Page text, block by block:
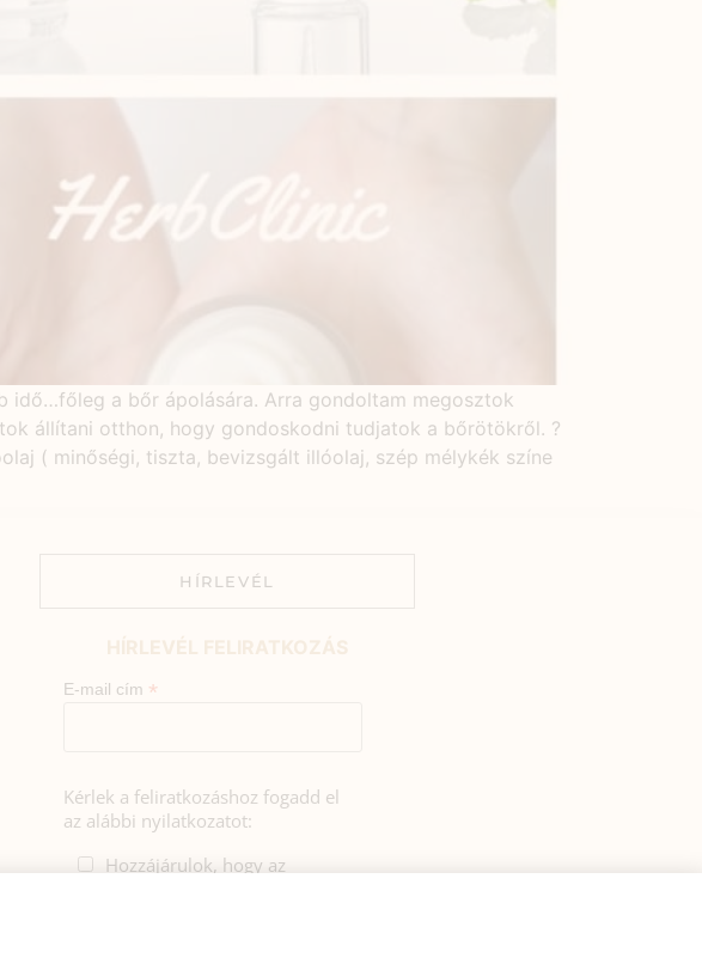
idő…főleg a bőr ápolására. Arra gondoltam megosztok
állítani otthon, hogy gondoskodni tudjatok a bőrötökről. ?
( minőségi, tiszta, bevizsgált illóolaj, szép mélykék színe
HÍRLEVÉL
E-mail cím *
Kérlek a feliratkozáshoz fogadd el
az alábbi nyilatkozatot:
Hozzájárulok, hogy az